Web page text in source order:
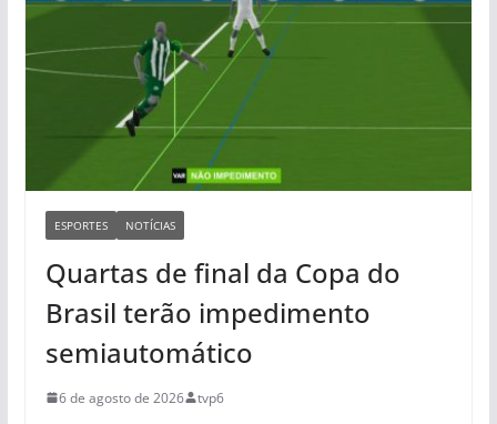
ESPORTES NOTÍCIAS
Quartas de final da Copa do
Brasil terão impedimento
semiautomático
6 de agosto de 2026 tvp6